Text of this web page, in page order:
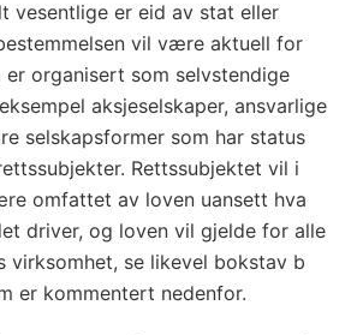
vesentlige er eid av stat eller
vil være aktuell for
organisert som selvstendige
aksjeselskaper, ansvarlige
selskapsformer som har status
Rettssubjektet vil i
omfattet av loven uansett hva
driver, og loven vil gjelde for alle
virksomhet, se likevel bokstav b
er kommentert nedenfor.